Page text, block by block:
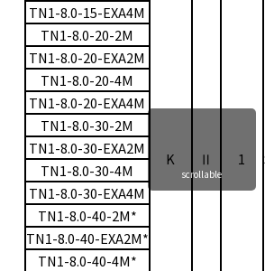
K Ⅱ 1
TN1-8.0-15-EXA4M
TN1-8.0-20-2M
TN1-8.0-20-EXA2M
TN1-8.0-20-4M
TN1-8.0-20-EXA4M
TN1-8.0-30-2M
TN1-8.0-30-EXA2M
TN1-8.0-30-4M
TN1-8.0-30-EXA4M
TN1-8.0-40-2M*
TN1-8.0-40-EXA2M*
TN1-8.0-40-4M*
scrollable